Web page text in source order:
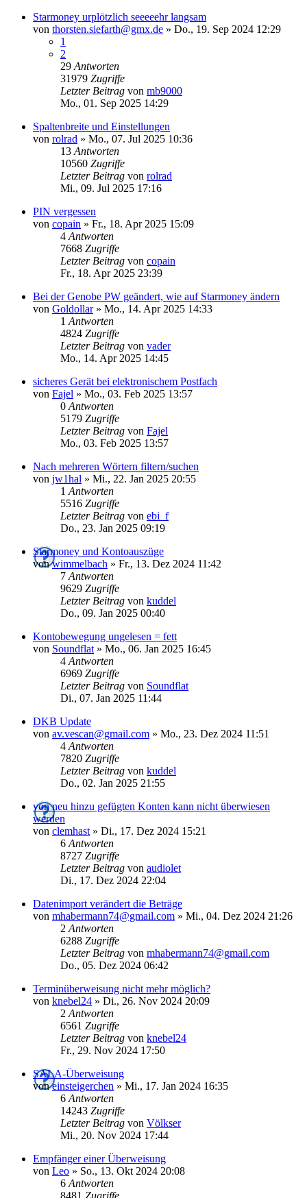
Starmoney urplötzlich seeeeehr langsam
von thorsten.siefarth@gmx.de » Do., 19. Sep 2024 12:29
1
2
29 Antworten
31979 Zugriffe
Letzter Beitrag von mb9000
Mo., 01. Sep 2025 14:29
Spaltenbreite und Einstellungen
von rolrad » Mo., 07. Jul 2025 10:36
13 Antworten
10560 Zugriffe
Letzter Beitrag von rolrad
Mi., 09. Jul 2025 17:16
PIN vergessen
von copain » Fr., 18. Apr 2025 15:09
4 Antworten
7668 Zugriffe
Letzter Beitrag von copain
Fr., 18. Apr 2025 23:39
Bei der Genobe PW geändert, wie auf Starmoney ändern
von Goldollar» Mo., 14. Apr 2025 14:33
1 Antworten
4824 Zugriffe
Letzter Beitrag von vader
Mo., 14. Apr 2025 14:45
sicheres Gerät bei elektronischem Postfach
von Fajel » Mo., 03. Feb 2025 13:57
0 Antworten
5179 Zugriffe
Letzter Beitrag von Fajel
Mo., 03. Feb 2025 13:57
Nach mehreren Wörtern filtern/suchen
von jw1hal » Mi., 22. Jan 2025 20:55
1 Antworten
5516 Zugriffe
Letzter Beitrag von ebi_f
Do., 23. Jan 2025 09:19
Starmoney und Kontoauszüge
vonwimmelbach » Fr., 13. Dez 2024 11:42
7 Antworten
9629 Zugriffe
Letzter Beitrag von kuddel
Do., 09. Jan 2025 00:40
Kontobewegung ungelesen = fett
von Soundflat » Mo., 06. Jan 2025 16:45
4 Antworten
6969 Zugriffe
Letzter Beitrag von Soundflat
Di., 07. Jan 2025 11:44
DKB Update
von av.vescan@gmail.com » Mo., 23. Dez 2024 11:51
4 Antworten
7820 Zugriffe
Letzter Beitrag von kuddel
Do., 02. Jan 2025 21:55
von neu hinzu gefügten Konten kann nicht überwiesen
werden
von clemhast » Di., 17. Dez 2024 15:21
6 Antworten
8727 Zugriffe
Letzter Beitrag von audiolet
Di., 17. Dez 2024 22:04
Datenimport verändert die Beträge
von mhabermann74@gmail.com » Mi., 04. Dez 2024 21:26
2 Antworten
6288 Zugriffe
Letzter Beitrag von mhabermann74@gmail.com
Do., 05. Dez 2024 06:42
Terminüberweisung nicht mehr möglich?
von knebel24 » Di., 26. Nov 2024 20:09
2 Antworten
6561 Zugriffe
Letzter Beitrag von knebel24
Fr., 29. Nov 2024 17:50
SALA-Überweisung
voneinsteigerchen » Mi., 17. Jan 2024 16:35
6 Antworten
14243 Zugriffe
Letzter Beitrag von Völkser
Mi., 20. Nov 2024 17:44
Empfänger einer Überweisung
von Leo » So., 13. Okt 2024 20:08
6 Antworten
8481 Zugriffe